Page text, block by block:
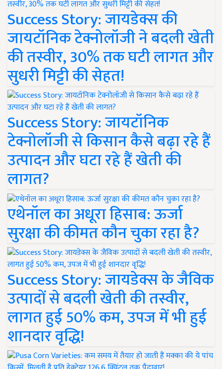
Success Story: जायडेक्स की
जायटॉनिक टेक्नोलॉजी ने बदली खेती
की तस्वीर, 30% तक घटी लागत और
सुधरी मिट्टी की सेहत!
Success Story: जायटॉनिक
टेक्नोलॉजी से किसान कैसे बढ़ा रहे हैं
उत्पादन और घटा रहे हैं खेती की
लागत?
एथेनॉल का अधूरा हिसाब: ऊर्जा
सुरक्षा की कीमत कौन चुका रहा है?
Success Story: जायडेक्स के जैविक
उत्पादों से बदली खेती की तस्वीर,
लागत हुई 50% कम, उपज में भी हुई
शानदार वृद्धि!